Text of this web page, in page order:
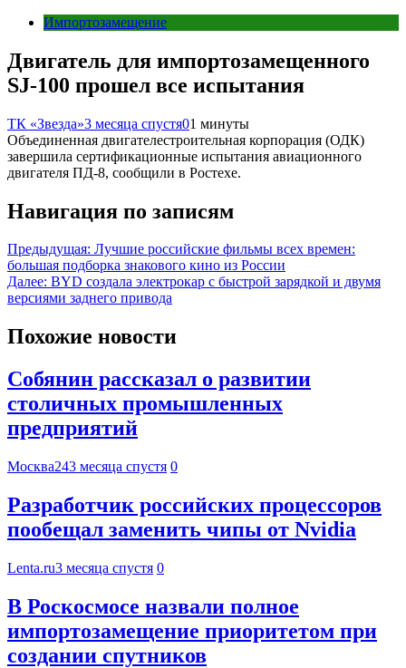
Импортозамещение
Двигатель для импортозамещенного
SJ-100 прошел все испытания
ТК «Звезда»3 месяца спустя01 минуты
Объединенная двигателестроительная корпорация (ОДК)
завершила сертификационные испытания авиационного
двигателя ПД-8, сообщили в Ростехе.
Навигация по записям
Предыдущая: Лучшие российские фильмы всех времен:
большая подборка знакового кино из России
Далее: BYD создала электрокар с быстрой зарядкой и двумя
версиями заднего привода
Похожие новости
Собянин рассказал о развитии
столичных промышленных
предприятий
Москва243 месяца спустя 0
Разработчик российских процессоров
пообещал заменить чипы от Nvidia
Lenta.ru3 месяца спустя 0
В Роскосмосе назвали полное
импортозамещение приоритетом при
создании спутников